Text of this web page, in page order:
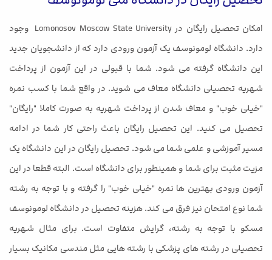
امکان تحصیل رایگان در Lomonosov Moscow State University وجود
دارد. دانشگاه لومونوسف یک آزمون ورودی دارد که از دانشجویان جدید
این دانشگاه گرفته می شود. شما با قبولی در این آزمون از پرداخت
شهریه تحصیلی دانشگاه معاف می شوید. در واقع شما با کسب نمره
"خیلی خوب" و معاف شدن از پرداخت شهریه به صورت کاملا "رایگان"
تحصیل می کنید. این تحصیل رایگان باعث راحتی کار شما در ادامه
مسیر آموزشی و علمی شما می شود. تحصیل رایگان در این دانشگاه یک
مزیت مثبت برای شما و همینطور برای دانشگاه است. البته قطعا در این
آزمون ورودی بهترین ها نمره "خیلی خوب" را گرفته و با توجه به رشته
شما نوع امتحان نیز فرق می کند. هزینه تحصیل در دانشگاه لومونوسف
مسکو با توجه به رشته، گرایش متفاوت است. برای مثال شهریه
تحصیلی در رشته های پزشکی با رشته هایی مثل مندسی مکانیک بسیار